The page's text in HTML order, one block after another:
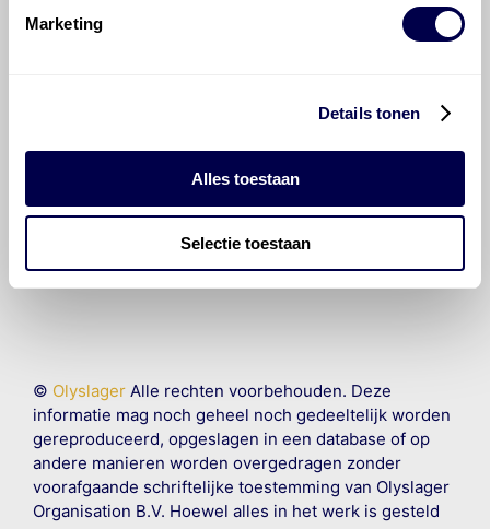
Marketing
Details tonen
Alles toestaan
Selectie toestaan
Citroën C-Crosser?
worden bij een Citroën C-Crosser?
Voor welke onderdelen van de Citroën
C-Crosser is productadvies beschikbaar?
© OlyslagerAlle rechten voorbehouden. Deze
informatie mag noch geheel noch gedeeltelijk worden
gereproduceerd, opgeslagen in een database of op
andere manieren worden overgedragen zonder
voorafgaande schriftelijke toestemming van Olyslager
Organisation B.V. Hoewel alles in het werk is gesteld